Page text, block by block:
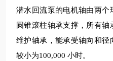
潜水回流泵的电机轴由两个
圆锥滚柱轴承支撑，所有轴
维护轴承，能承受轴向和径
较小为100,000 小时。